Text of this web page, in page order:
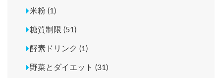
米粉 (1)
糖質制限 (51)
酵素ドリンク (1)
野菜とダイエット (31)